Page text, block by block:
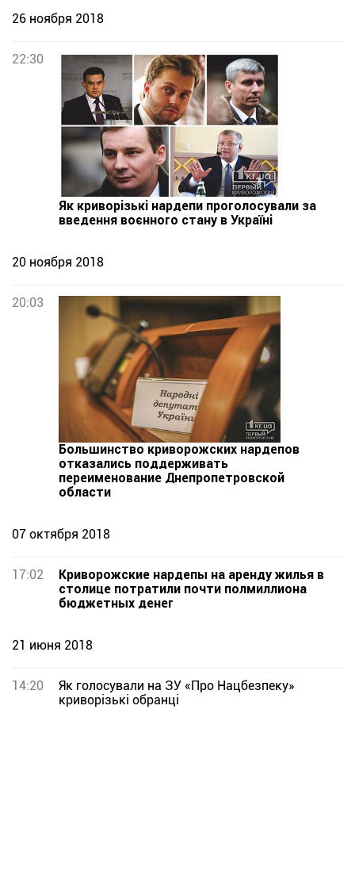
26 ноября 2018
22:30
Як криворізькі нардепи проголосували за
введення воєнного стану в Україні
20 ноября 2018
20:03
Большинство криворожских нардепов
отказались поддерживать
переименование Днепропетровской
области
07 октября 2018
17:02
Криворожские нардепы на аренду жилья в
столице потратили почти полмиллиона
бюджетных денег
21 июня 2018
14:20
Як голосували на ЗУ «Про Нацбезпеку»
криворізькі обранці